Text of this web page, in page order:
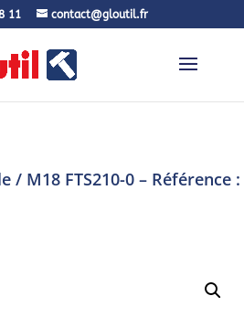
11 contact@gloutil.fr
/ M18 FTS210-0 – Référence :